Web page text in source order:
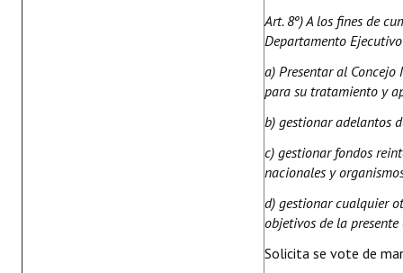
Art. 8º) A los fines de
Departamento
a) Presentar al
para su tratamiento y
b) gestionar adelantos
c) gestionar fondos
nacionales y
d) gestionar cualquier
objetivos de la presente
Solicita se vote de